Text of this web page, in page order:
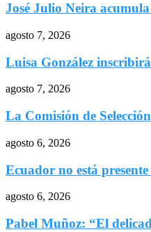
José Julio Neira
agosto 7, 2026
Luisa González
agosto 7, 2026
La Comisión de
agosto 6, 2026
Ecuador no está
agosto 6, 2026
Pabel Muñoz: “El